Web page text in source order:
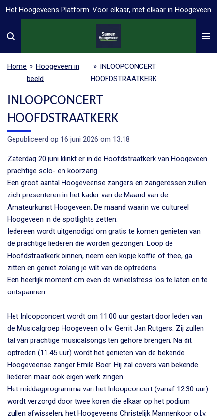
Ga
naar
Het Hoogeveens Platform. Voor elkaar, met elkaar in Hoogeveen
Home » Hoogeveen in
beeld
» INLOOPCONCERT
HOOFDSTRAATKERK
INLOOPCONCERT
HOOFDSTRAATKERK
Gepubliceerd op 16 juni 2026 om 13:18
Zaterdag 20 juni klinkt er in de Hoofdstraatkerk van Hoogeveen
prachtige solo- en koorzang.
Een groot aantal Hoogeveense zangers en zangeressen zullen
zich presenteren in het kader van de Maand van de
Amateurkunst Hoogeveen. De maand waarin we cultureel
Hoogeveen in de spotlights zetten.
Iedereen wordt uitgenodigd om gratis te komen genieten van
de prachtige liederen die worden gezongen. Loop de
Hoofdstraatkerk binnen, neem een kopje koffie of thee, ga
zitten en geniet zolang je wilt van de optredens.
Een heerlijk moment om even de winkelstress los te laten en te
ontspannen.
Het Inloopconcert wordt om 11.00 uur gestart door leden van
de Musicalgroep Hoogeveen o.l.v. Gerrit Jan Rutgers. Zij zullen
tal van prachtige musicalsongs ten gehore brengen. Na dit
optreden (11.45 uur) wordt het genieten van de bekende
Hoogeveense zanger Emile Boer. Hij zal covers van bekende
liederen maar ook eigen werk zingen.
Het middagprogramma van het Inloopconcert (vanaf 12.30 uur)
wordt verzorgd door twee koren die elkaar op het podium
zullen afwisselen; het Hoogeveens Christelijk Mannenkoor o.l.v.